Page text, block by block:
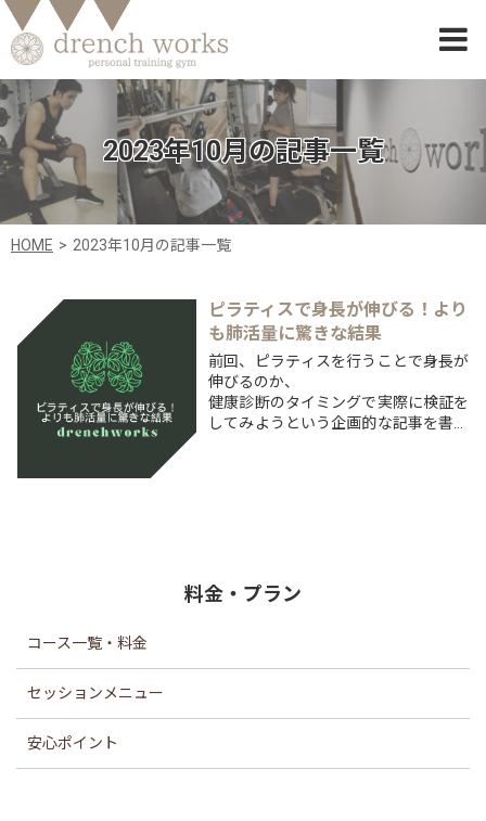
2023年10月の記事一覧
HOME 2023年10月の記事一覧
ピラティスで身長が伸びる！より
も肺活量に驚きな結果
前回、ピラティスを行うことで身長が
伸びるのか、
健康診断のタイミングで実際に検証を
してみようという企画的な記事を書き
前回の記事を張り付けておくので、
料金・プラン
コース一覧・料金
セッションメニュー
安心ポイント